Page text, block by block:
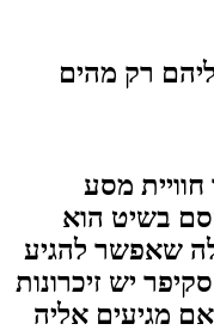
רק מהים
מסע
בשיט הוא
שאפשר להגיע
יש זיכרונות
מגיעים אליה